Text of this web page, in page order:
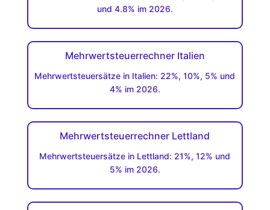
und 4.8% im 2026.
Mehrwertsteuerrechner Italien
Mehrwertsteuersätze in Italien: 22%, 10%, 5% und
4% im 2026.
Mehrwertsteuerrechner Lettland
Mehrwertsteuersätze in Lettland: 21%, 12% und
5% im 2026.